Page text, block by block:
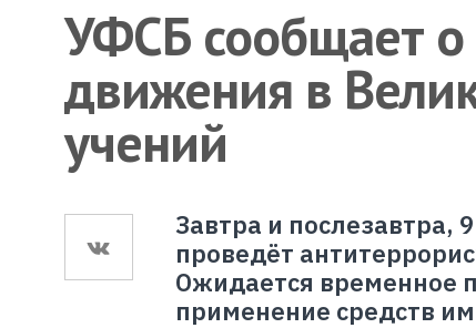
УФСБ сообщает
движения в
учений
Завтра и послезавтра,
проведёт
Ожидается временное
применение средств